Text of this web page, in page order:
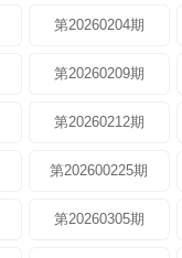
第20260204期
第20260209期
第20260212期
第202600225期
第20260305期